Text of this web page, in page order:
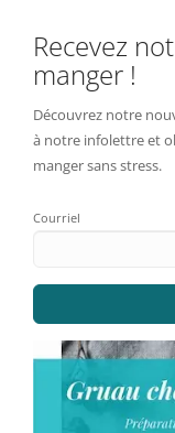
Recevez
manger !
Découvrez notre
à notre infolettre et
manger sans stress.
Courriel